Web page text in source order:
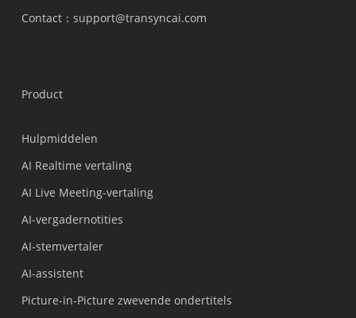
Contact：support@transyncai.com
Product
Hulpmiddelen
AI Realtime vertaling
AI Live Meeting-vertaling
AI-vergadernotities
AI-stemvertaler
AI-assistent
Picture-in-Picture zwevende ondertitels